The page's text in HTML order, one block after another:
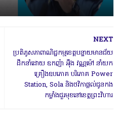
NEXT
ប្រតិភូសភាពាណិជ្ជកម្មខេត្តបន្ទាយមានជ័យ
ដឹកនាំដោយ ឧកញ៉ា អុឹង វណ្ណម៉ៅ នាំយក
គ្រឿងឧបភោគ បរិភោគ Power
Station, Sola និងថវិកាផ្ដល់ជូនកង
កម្លាំងជួរមុខនៅខេត្តព្រះវិហារ